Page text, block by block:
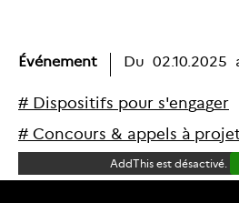
Événement Du 02.10.2025
# Dispositifs pour s'engager
# Concours & appels à proje
AddThis est désactivé.